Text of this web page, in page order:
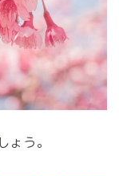
う。